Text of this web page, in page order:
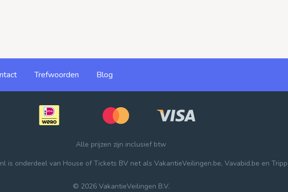
Trefwoorden Blog
Alle prijzen zijn inclusief btw
is onderdeel van House of Tickets BVnet als VakantieVeilingen.be, Vavabid.be en
© 2026 VakantieVeilingen B.V.